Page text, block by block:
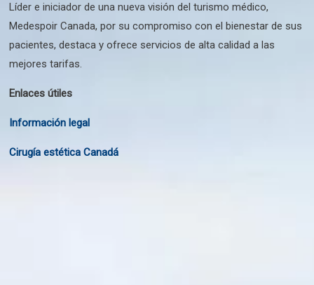
Líder e iniciador de una nueva visión del turismo médico,
Medespoir Canada, por su compromiso con el bienestar de sus
pacientes, destaca y ofrece servicios de alta calidad a las
mejores tarifas.
Enlaces útiles
Información legal
Cirugía estética Canadá